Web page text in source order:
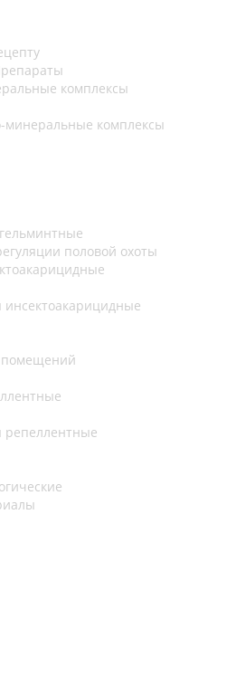
комплексы
минеральные комплексы
половой охоты
помещений
репеллентные